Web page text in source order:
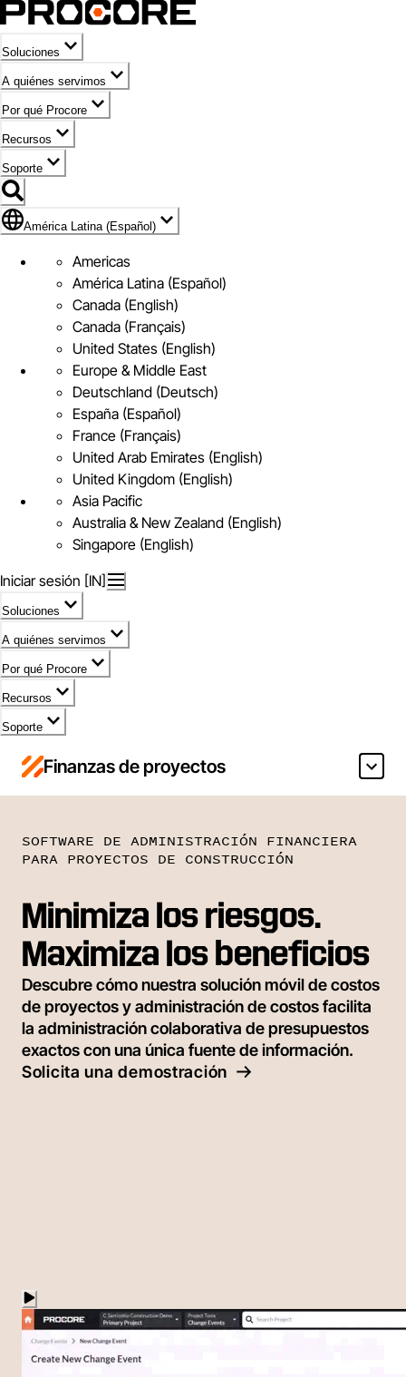
Soluciones
A quiénes servimos
Por qué Procore
Recursos
Soporte
Bandera de América Latina (Español)
América Latina (Español)
Americas
América Latina (Español)
Canada (English)
Canada (Français)
United States (English)
Europe & Middle East
Deutschland (Deutsch)
España (Español)
France (Français)
United Arab Emirates (English)
United Kingdom (English)
Asia Pacific
Australia & New Zealand (English)
Singapore (English)
Iniciar sesión [IN]
Soluciones
A quiénes servimos
Por qué Procore
Recursos
Soporte
Finanzas de proyectos
SOFTWARE DE ADMINISTRACIÓN FINANCIERA
PARA PROYECTOS DE CONSTRUCCIÓN
Minimiza los riesgos.
Maximiza los beneficios
Descubre cómo nuestra solución móvil de costos
de proyectos y administración de costos facilita
la administración colaborativa de presupuestos
exactos con una única fuente de información.
Solicita una demostración